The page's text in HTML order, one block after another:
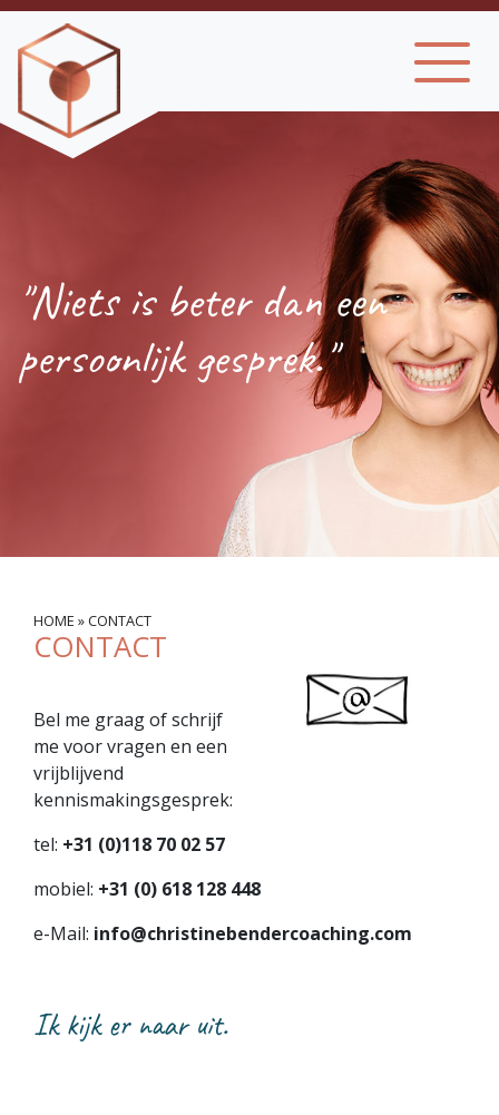
"Niets is beter dan een
persoonlijk gesprek."
HOME »CONTACT
CONTACT
Bel me graag of schrijf
me voor vragen en een
vrijblijvend
kennismakingsgesprek:
tel: +31 (0)118 70 02 57
mobiel: +31 (0) 618 128 448
e-Mail: info@christinebendercoaching.com
Ik kijk er naar uit.